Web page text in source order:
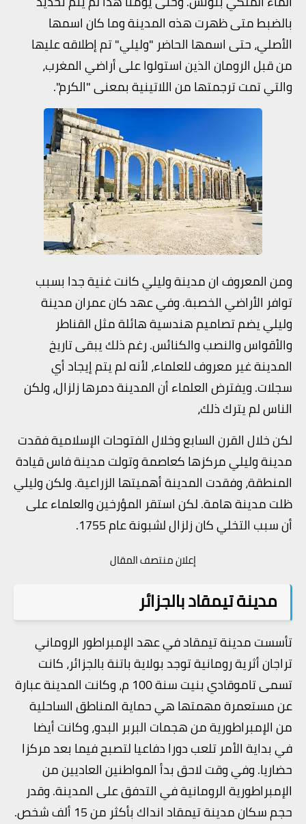
بالضبط متى ظهرت هذه المدينة وما كان اسمها
الأصلي، حتى اسمها الحاضر "وليلي" تم إطلاقه عليها
من قبل الرومان الذين استولوا على أراضي المغرب،
والتي تمت ترجمتها من اللاتينية بمعنى "الكرم".
ومن المعروف ان مدينة وليلي كانت غنية جدا بسبب
توافر الأراضي الخصبة. وفي عهد كان عمران مدينة
وليلي يضم تصاميم هندسية هائلة مثل القناطر
والأقواس والنصب والكنائس. رغم ذلك يبقى تاريخ
المدينة غير معروف للعلماء، لأنه لم يتم إيجاد أي
سجلات. ويفترض العلماء أن المدينة دمرها زلزال، ولكن
الناس لم يترك ذلك،
لكن خلال القرن السابع وخلال الفتوحات الإسلامية فقدت
مدينة وليلي مركزها كعاصمة وتولت مدينة فاس قيادة
المنطقة، وفقدت المدينة أهميتها الزراعية. ولكن وليلي
ظلت مدينة هامة. لكن استقر المؤرخين والعلماء على
أن سبب التخلي كان زلزال لشبونة عام 1755.
إعلان منتصف المقال
مدينة تيمقاد بالجزائر
تأسست مدينة تيمقاد في عهد الإمبراطور الروماني
تراجان أثرية رومانية توجد بولاية باتنة بالجزائر، كانت
تسمى تاموقادي بنيت سنة 100 م، وكانت المدينة عبارة
عن مستعمرة مهمتها هي حماية المناطق الساحلية
من الإمبراطورية من هجمات البربر البدو، وكانت أيضا
في بداية الأمر تلعب دورا دفاعيا لتصبح فيما بعد مركزا
حضاريا. وفي وقت لاحق بدأ المواطنين العاديين من
الإمبراطورية الرومانية في التدفق على المدينة. وقدر
حجم سكان مدينة تيمقاد انداك بأكثر من 15 ألف شخص.